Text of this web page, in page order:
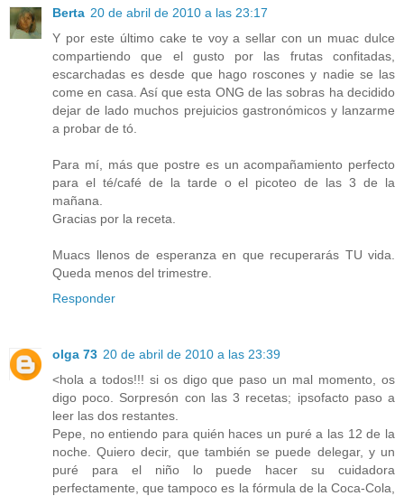
Berta 20 de abril de 2010 a las 23:17
Y por este último cake te voy a sellar con un muac dulce
compartiendo que el gusto por las frutas confitadas,
escarchadas es desde que hago roscones y nadie se las
come en casa. Así que esta ONG de las sobras ha decidido
dejar de lado muchos prejuicios gastronómicos y lanzarme
a probar de tó.
Para mí, más que postre es un acompañamiento perfecto
para el té/café de la tarde o el picoteo de las 3 de la
mañana.
Gracias por la receta.
Muacs llenos de esperanza en que recuperarás TU vida.
Queda menos del trimestre.
Responder
olga 73 20 de abril de 2010 a las 23:39
<hola a todos!!! si os digo que paso un mal momento, os
digo poco. Sorpresón con las 3 recetas; ipsofacto paso a
leer las dos restantes.
Pepe, no entiendo para quién haces un puré a las 12 de la
noche. Quiero decir, que también se puede delegar, y un
puré para el niño lo puede hacer su cuidadora
perfectamente, que tampoco es la fórmula de la Coca-Cola,